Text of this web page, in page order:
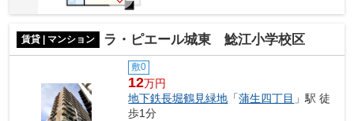
賃貸 | マンション ラ・ピエール城東 鯰江小学校区
敷0
12万円
地下鉄長堀鶴見緑地 「蒲生四丁目 」駅 徒
歩1分